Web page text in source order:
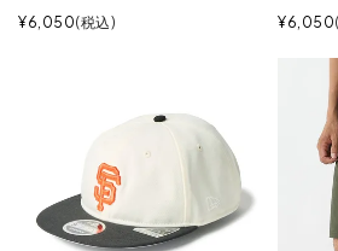
¥6,050 税込
¥6,050